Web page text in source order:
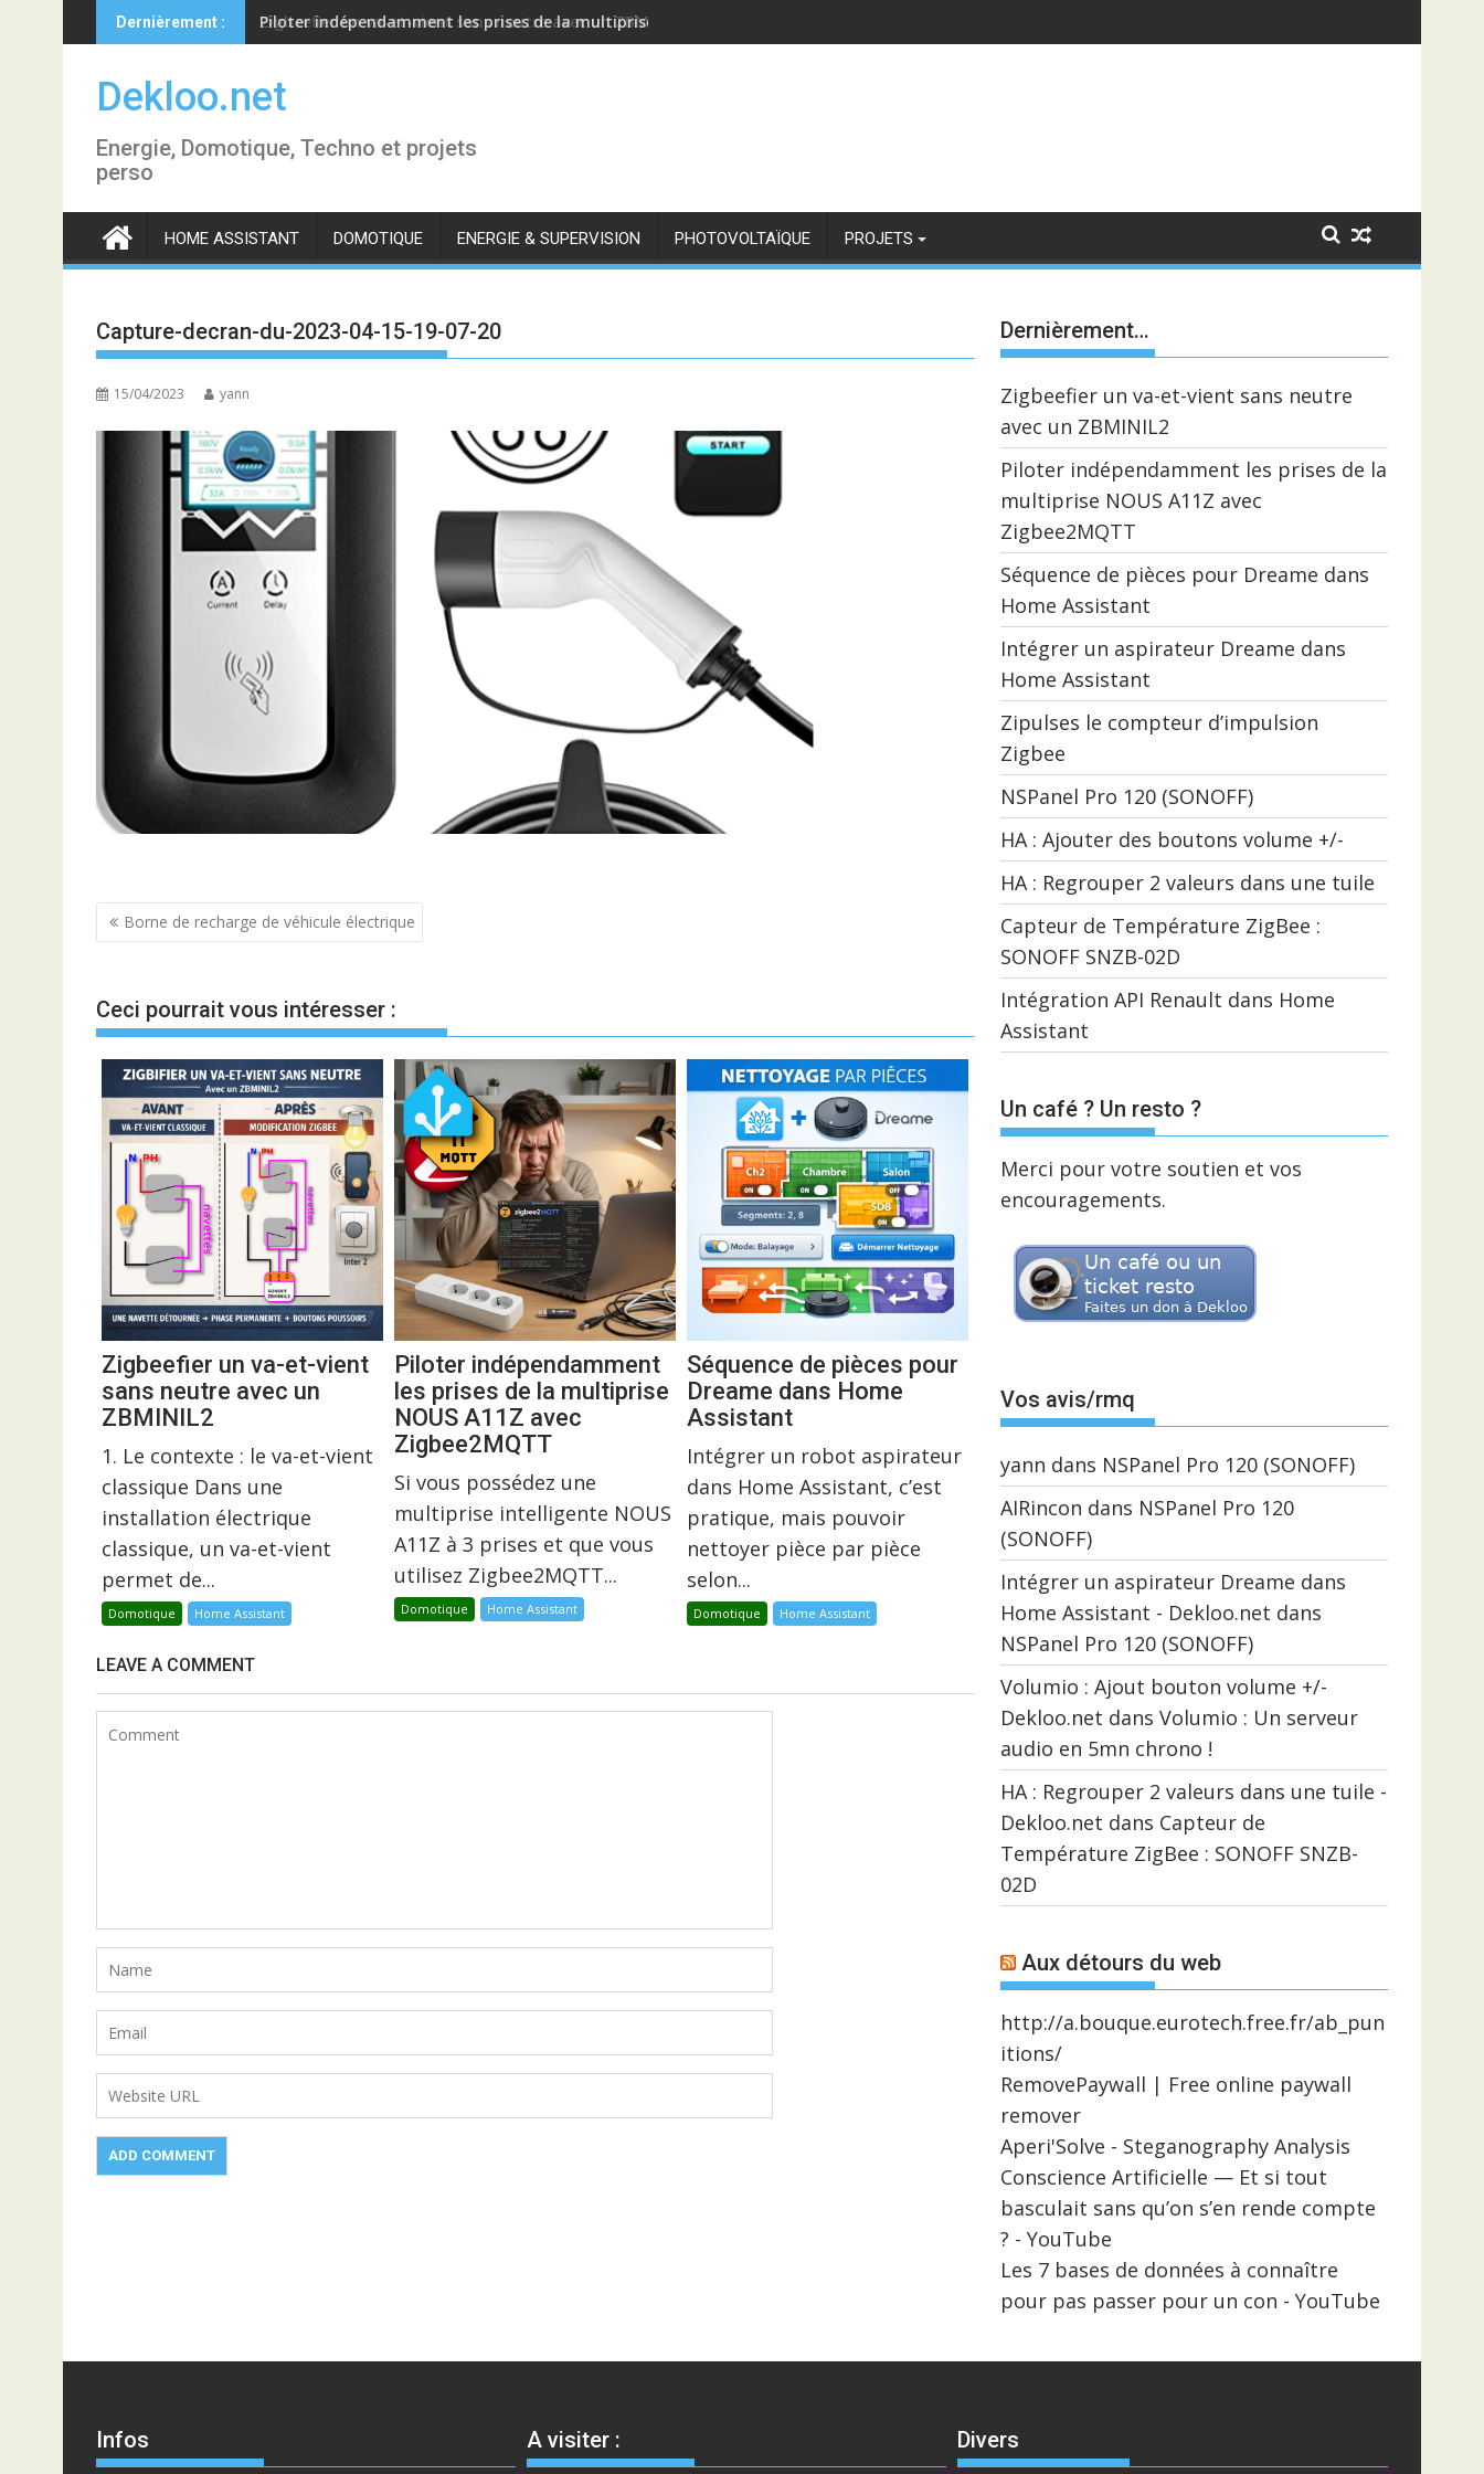
to
content
Dernièrement : Piloter indépendamment les prises de la multiprise NOUS A11Z avec Zigbee2MQTT
Dekloo.net
Energie, Domotique, Techno et projets
perso
HOME ASSISTANT DOMOTIQUE ENERGIE & SUPERVISION PHOTOVOLTAÏQUE PROJETS
Capture-decran-du-2023-04-15-19-07-20
15/04/2023 yann
Navigation
l’article
Borne de recharge de véhicule électrique
Ceci pourrait vous intéresser :
Zigbeefier un va-et-vient
sans neutre avec un
ZBMINIL2
1. Le contexte : le va-et-vient
classique Dans une
installation électrique
classique, un va-et-vient
permet de...
Domotique Home Assistant
Piloter indépendamment
les prises de la multiprise
NOUS A11Z avec
Zigbee2MQTT
Si vous possédez une
multiprise intelligente NOUS
A11Z à 3 prises et que vous
utilisez Zigbee2MQTT...
Domotique Home Assistant
Séquence de pièces pour
Dreame dans Home
Assistant
Intégrer un robot aspirateur
dans Home Assistant, c’est
pratique, mais pouvoir
nettoyer pièce par pièce
selon...
Domotique Home Assistant
LEAVE A COMMENT
Dernièrement…
Zigbeefier un va-et-vient sans neutre
avec un ZBMINIL2
Piloter indépendamment les prises de la
multiprise NOUS A11Z avec
Zigbee2MQTT
Séquence de pièces pour Dreame dans
Home Assistant
Intégrer un aspirateur Dreame dans
Home Assistant
Zipulses le compteur d’impulsion
Zigbee
NSPanel Pro 120 (SONOFF)
HA : Ajouter des boutons volume +/-
HA : Regrouper 2 valeurs dans une tuile
Capteur de Température ZigBee :
SONOFF SNZB-02D
Intégration API Renault dans Home
Assistant
Un café ? Un resto ?
Merci pour votre soutien et vos
encouragements.
Vos avis/rmq
yann dans NSPanel Pro 120 (SONOFF)
AIRincon dans NSPanel Pro 120
(SONOFF)
Intégrer un aspirateur Dreame dans
Home Assistant - Dekloo.net dans
NSPanel Pro 120 (SONOFF)
Volumio : Ajout bouton volume +/-
Dekloo.net dans Volumio : Un serveur
audio en 5mn chrono !
HA : Regrouper 2 valeurs dans une tuile -
Dekloo.net dans Capteur de
Température ZigBee : SONOFF SNZB-
02D
Aux détours du web
http://a.bouque.eurotech.free.fr/ab_pun
itions/
RemovePaywall | Free online paywall
remover
Aperi'Solve - Steganography Analysis
Conscience Artificielle — Et si tout
basculait sans qu’on s’en rende compte
? - YouTube
Les 7 bases de données à connaître
pour pas passer pour un con - YouTube
Infos A visiter : Divers